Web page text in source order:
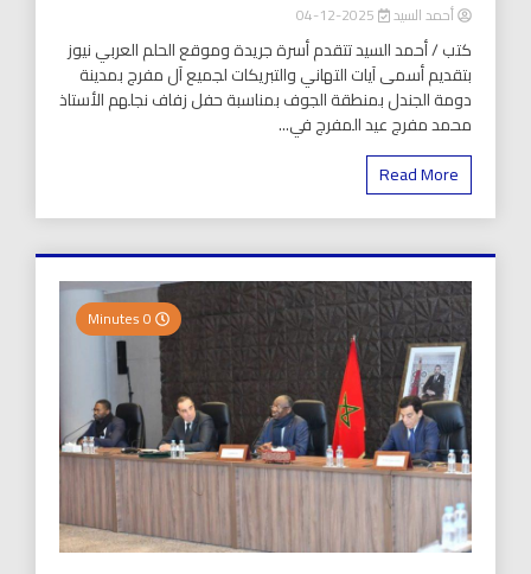
أحمد السيد
كتب / أحمد السيد تتقدم أسرة جريدة وموقع الحلم العربي نيوز
بتقديم أسمى آيات التهاني والتبريكات لجميع آل مفرج بمدينة
دومة الجندل بمنطقة الجوف بمناسبة حفل زفاف نجلهم الأستاذ
محمد مفرج عيد المفرج في...
Read More